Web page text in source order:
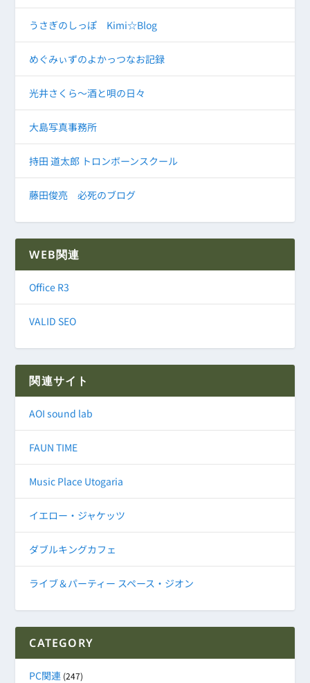
うさぎのしっぽ Kimi☆Blog
めぐみぃずのよかっつなお記録
光井さくら～酒と唄の日々
大島写真事務所
持田 道太郎 トロンボーンスクール
藤田俊亮 必死のブログ
WEB関連
Office R3
VALID SEO
関連サイト
AOI sound lab
FAUN TIME
Music Place Utogaria
イエロー・ジャケッツ
ダブルキングカフェ
ライブ＆パーティー スペース・ジオン
CATEGORY
PC関連 (247)